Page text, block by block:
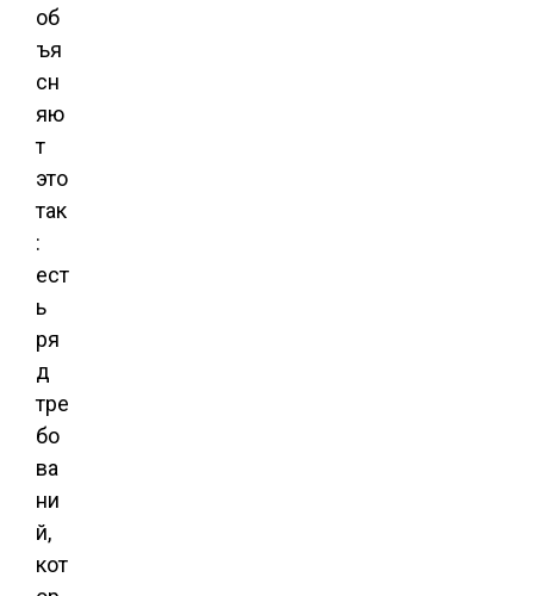
об
ъя
сн
яю
т
это
так
:
ест
ь
ря
д
тре
бо
ва
ни
й,
кот